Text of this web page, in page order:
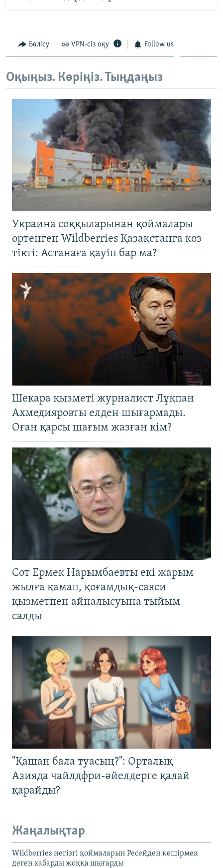
Бөлісу VPN-сіз оқу Follow us
Оқыңыз. Көріңіз. Тыңдаңыз
Украина соққыларынан қоймалары
өртенген Wildberries Қазақстанға көз
тікті: Астанаға қауіп бар ма?
Шекара қызметі журналист Лұқпан
Ахмедияровты елден шығармады.
Оған қарсы шағым жазған кім?
Сот Ермек Нарымбаевты екі жарым
жылға қамап, қоғамдық-саяси
қызметпен айналысуына тыйым
салды
"Қашан бала туасың?": Орталық
Азияда чайлдфри-әйелдерге қалай
қарайды?
Жаңалықтар
Wildberries негізгі қоймаларын Ресейден көшірмек
деген хабарды жоққа шығарды